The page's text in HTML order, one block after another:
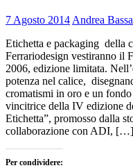
7 Agosto 2014 Andrea
Etichetta e packaging della
Ferrariodesign vestiranno il
2006, edizione limitata.
potenza nel calice,
cromatismi in oro e un
vincitrice della IV edizione
Etichetta”, promosso dalla
collaborazione con ADI, […]
Per condividere: